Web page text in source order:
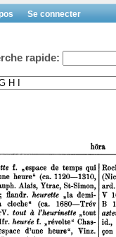
Se connecter
rapide: